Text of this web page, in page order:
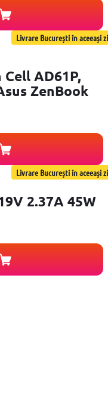
Livrare București în aceeași zi
AD61P,
ZenBook
Livrare București în aceeași zi
2.37A 45W